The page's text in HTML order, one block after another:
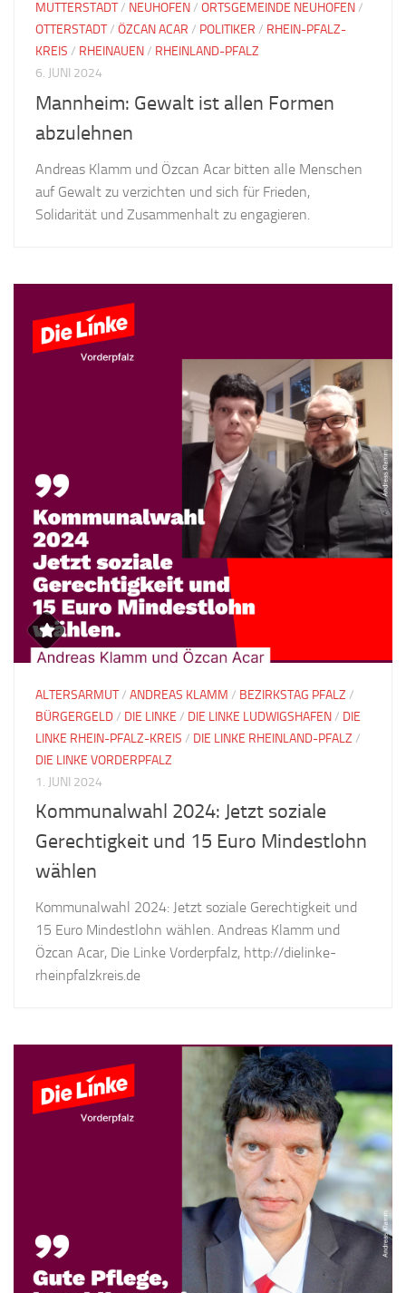
MUTTERSTADT/ NEUHOFEN/ ORTSGEMEINDE NEUHOFEN/
OTTERSTADT/ ÖZCAN ACAR / POLITIKER / RHEIN-PFALZ-
KREIS / RHEINAUEN/ RHEINLAND-PFALZ
6. JUNI 2024
Mannheim: Gewalt ist allen Formen
abzulehnen
Andreas Klamm und Özcan Acar bitten alle Menschen
auf Gewalt zu verzichten und sich für Frieden,
Solidarität und Zusammenhalt zu engagieren.
ALTERSARMUT/ ANDREAS KLAMM / BEZIRKSTAG PFALZ /
BÜRGERGELD/ DIE LINKE / DIE LINKE LUDWIGSHAFEN/ DIE
LINKE RHEIN-PFALZ-KREIS / DIE LINKE RHEINLAND-PFALZ /
DIE LINKE VORDERPFALZ
1. JUNI 2024
Kommunalwahl 2024: Jetzt soziale
Gerechtigkeit und 15 Euro Mindestlohn
wählen
Kommunalwahl 2024: Jetzt soziale Gerechtigkeit und
15 Euro Mindestlohn wählen. Andreas Klamm und
Özcan Acar, Die Linke Vorderpfalz, http://dielinke-
rheinpfalzkreis.de